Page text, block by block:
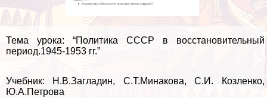
Тема урока: “Политика СССР в восстановительный
период.1945-1953 гг.”
Учебник: Н.В.Загладин, С.Т.Минакова, С.И. Козленко,
Ю.А.Петрова